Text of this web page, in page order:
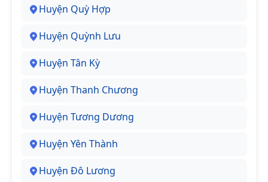
Huyện Quỳ Hợp
Huyện Quỳnh Lưu
Huyện Tân Kỳ
Huyện Thanh Chương
Huyện Tương Dương
Huyện Yên Thành
Huyện Đô Lương